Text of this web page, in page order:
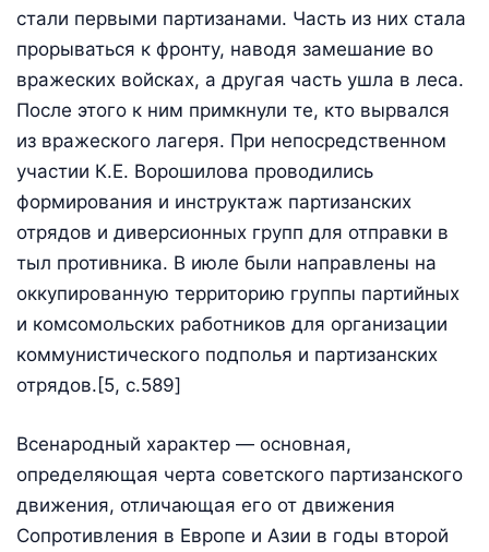
стали первыми партизанами. Часть из них стала
прорываться к фронту, наводя замешание во
вражеских войсках, а другая часть ушла в леса.
После этого к ним примкнули те, кто вырвался
из вражеского лагеря. При непосредственном
участии К.Е. Ворошилова проводились
формирования и инструктаж партизанских
отрядов и диверсионных групп для отправки в
тыл противника. В июле были направлены на
оккупированную территорию группы партийных
и комсомольских работников для организации
коммунистического подполья и партизанских
отрядов.[5, c.589]
Всенародный характер — основная,
определяющая черта советского партизанского
движения, отличающая его от движения
Сопротивления в Европе и Азии в годы второй